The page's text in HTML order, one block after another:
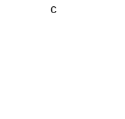
с